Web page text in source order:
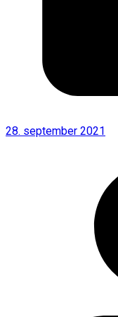
28. september 2021